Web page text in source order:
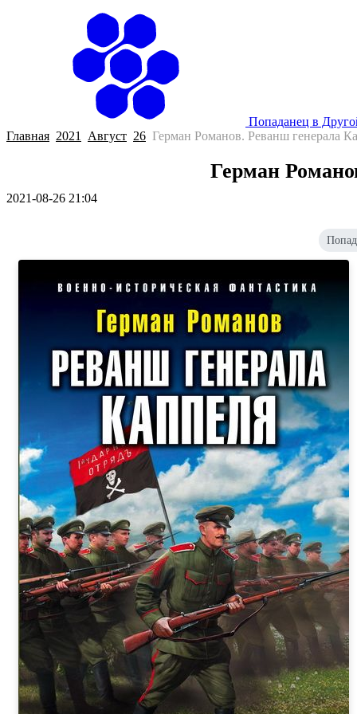
Попаданец в
Главная 2021 Август 26 Герман Романов. Реванш генерала
Герман
2021-08-26 21:04